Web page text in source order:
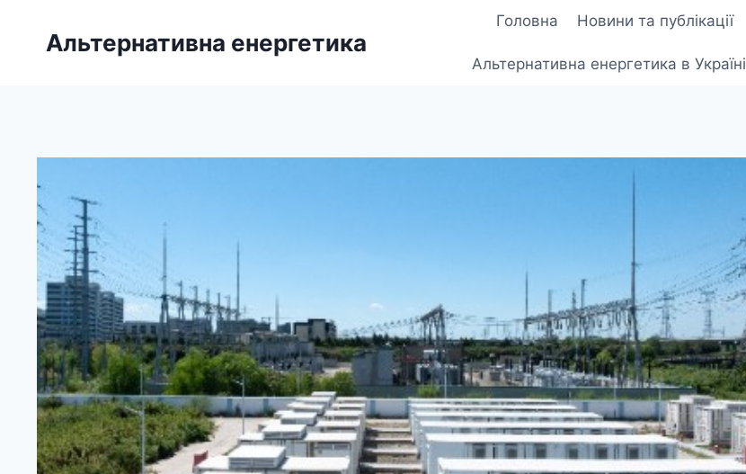
Альтернативна енергетика
Головна Новини та публікації
Альтернативна енергетика в Україні